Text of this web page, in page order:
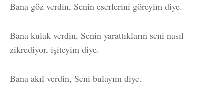
Bana göz verdin, Senin eserlerini göreyim diye.
Bana kulak verdin, Senin yarattıkların seni nasıl
zikrediyor, işiteyim diye.
Bana akıl verdin, Seni bulayım diye.